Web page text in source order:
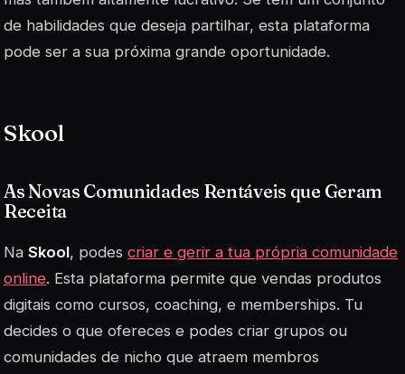
de habilidades que deseja partilhar, esta plataforma
pode ser a sua próxima grande oportunidade.
Skool
As Novas Comunidades Rentáveis que Geram
Receita
Na Skool, podes criar e gerir a tua própria comunidade
online. Esta plataforma permite que vendas produtos
digitais como cursos, coaching, e memberships. Tu
decides o que ofereces e podes criar grupos ou
comunidades de nicho que atraem membros